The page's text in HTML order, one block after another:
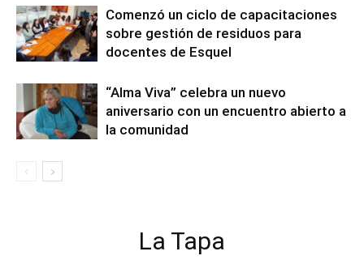
Comenzó un ciclo de capacitaciones
sobre gestión de residuos para
docentes de Esquel
“Alma Viva” celebra un nuevo
aniversario con un encuentro abierto a
la comunidad
La Tapa